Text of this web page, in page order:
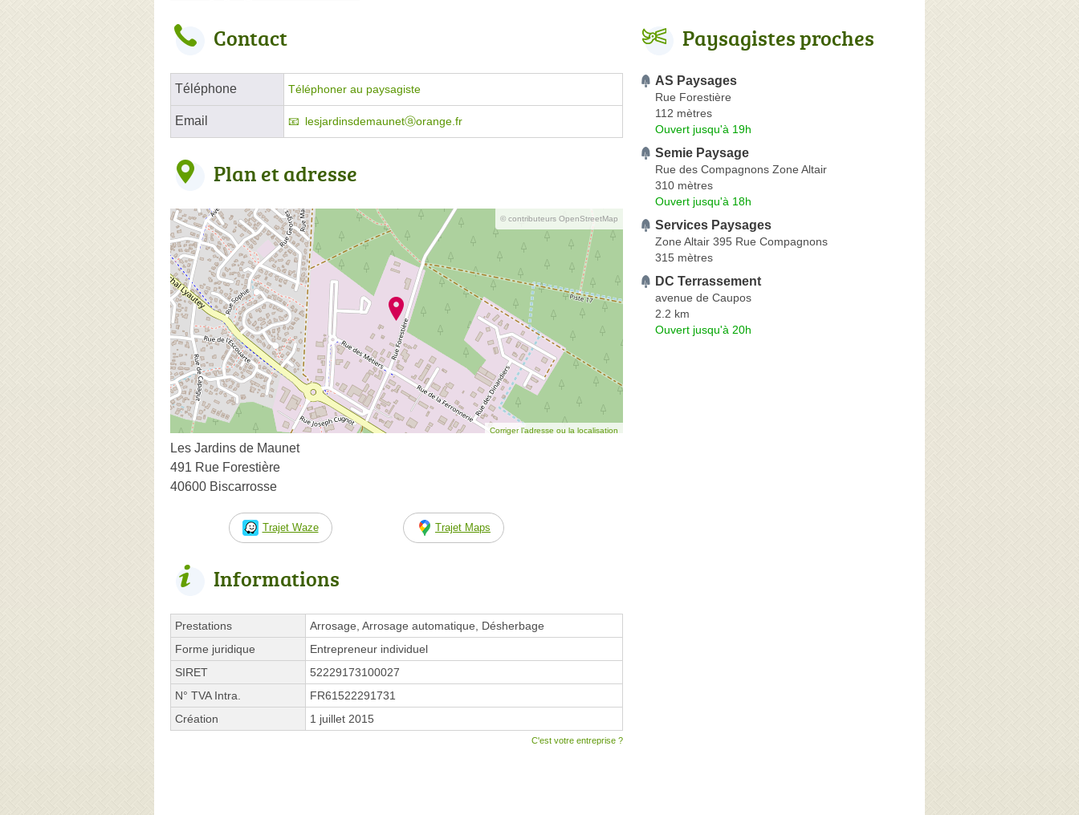
Contact
Téléphone Téléphoner au paysagiste
Email lesjardinsdemaunetⓐorange.fr
Plan et adresse
© contributeurs OpenStreetMap
Corriger l’adresse ou la localisation
Les Jardins de Maunet
491 Rue Forestière
40600 Biscarrosse
Trajet Waze Trajet Maps
Informations
Prestations
Arrosage, Arrosage automatique, Désherbage
Forme juridique
Entrepreneur individuel
SIRET
52229173100027
N° TVA Intra.
FR61522291731
Création
1 juillet 2015
C'est votre entreprise ?
Paysagistes proches
AS Paysages
Rue Forestière
112 mètres
Ouvert jusqu'à 19h
Semie Paysage
Rue des Compagnons Zone Altair
310 mètres
Ouvert jusqu'à 18h
Services Paysages
Zone Altair 395 Rue Compagnons
315 mètres
DC Terrassement
avenue de Caupos
2.2 km
Ouvert jusqu'à 20h